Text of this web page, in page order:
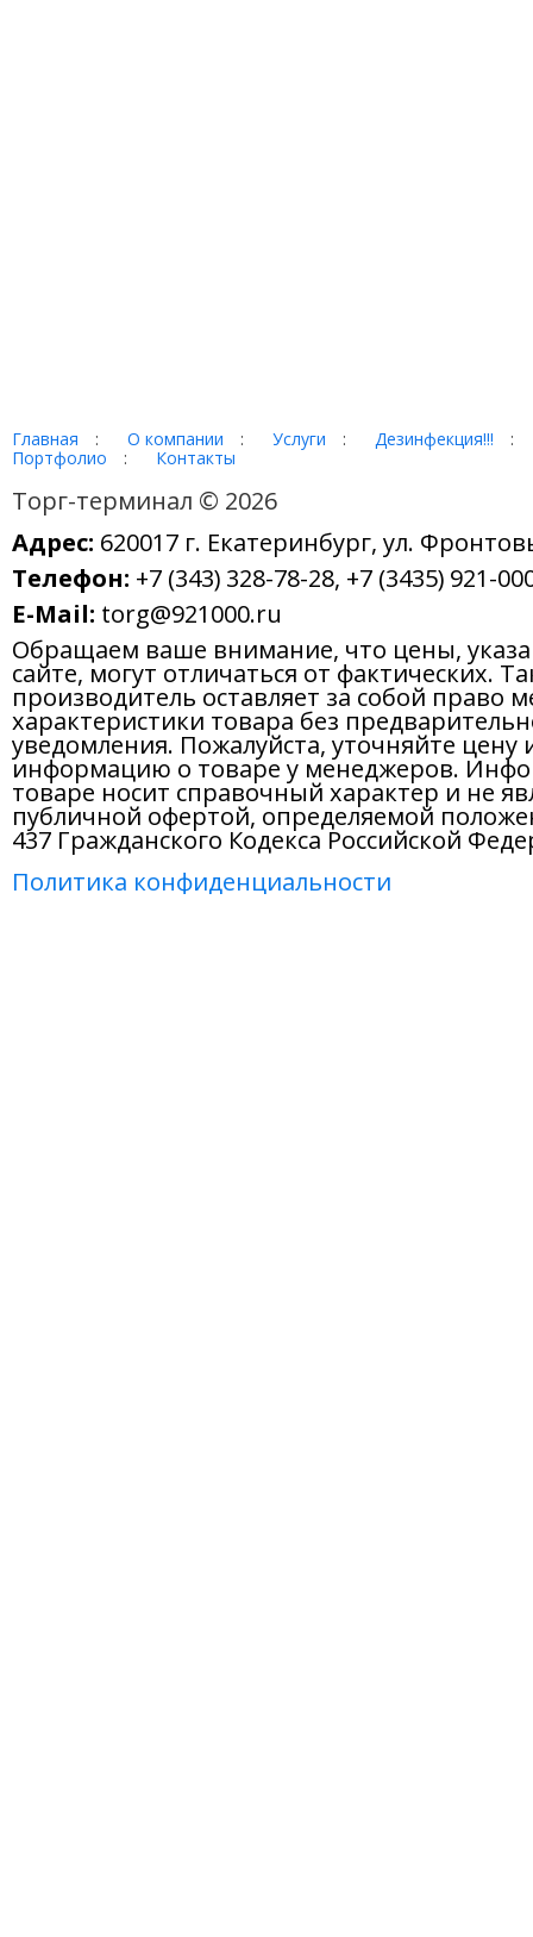
Главная : О компании : Услуги : Дезинфекция!!!
:
Портфолио
: Контакты
Торг-терминал © 2026
Адрес: 620017 г. Екатеринбург, ул.
Телефон: +7 (343) 328-78-28, +7 (3435) 921-
E-Mail: torg@921000.ru
Обращаем ваше внимание, что цены,
сайте, могут отличаться от фактических.
производитель оставляет за собой право
характеристики товара без
уведомления. Пожалуйста, уточняйте цену
информацию о товаре у менеджеров.
товаре носит справочный характер и не
публичной офертой, определяемой
437 Гражданского Кодекса Российской
Политика конфиденциальности